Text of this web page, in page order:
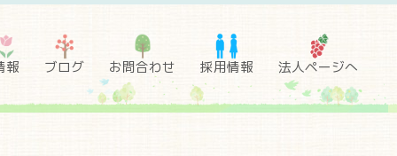
報 ブログ お問合わせ 採用情報 法人ページへ